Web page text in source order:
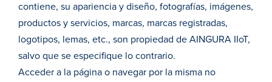
contiene, su apariencia y diseño, fotografías, imágenes,
productos y servicios, marcas, marcas registradas,
logotipos, lemas, etc., son propiedad de AINGURA IIoT,
salvo que se especifique lo contrario.
Acceder a la página o navegar por la misma no